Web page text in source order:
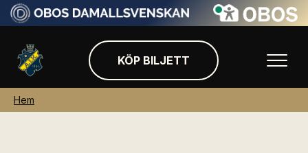
KÖP BILJETT
Hem